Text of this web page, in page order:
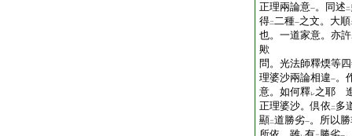
正理兩論意一。同述 二
得二二種一之文。大順
也。一道家意。亦許
歟
問。光法師釋煗等
理婆沙兩論相違一。
意。如何釋レ之耶
正理婆沙。倶依 二 多
顯二道勝劣一。所以